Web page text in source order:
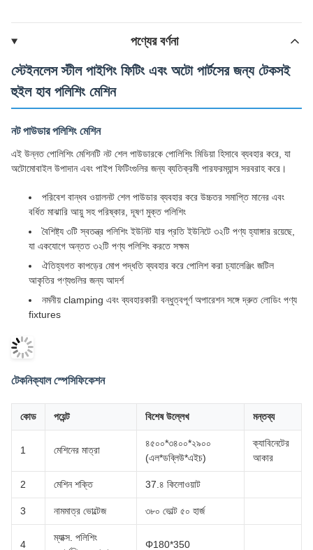
পণ্যের বর্ণনা
স্টেইনলেস স্টীল পাইপিং ফিটিং এবং অটো পার্টসের জন্য টেকসই
হুইল হাব পলিশিং মেশিন
নট পাউডার পলিশিং মেশিন
এই উন্নত পোলিশিং মেশিনটি নট শেল পাউডারকে পোলিশিং মিডিয়া হিসাবে ব্যবহার করে, যা
অটোমোবাইল উপাদান এবং পাইপ ফিটিংগুলির জন্য ব্যতিক্রমী পারফরম্যান্স সরবরাহ করে।
পরিবেশ বান্ধব ওয়ালনট শেল পাউডার ব্যবহার করে উচ্চতর সমাপ্তি মানের এবং
বর্ধিত মাঝারি আয়ু সহ পরিষ্কার, দূষণ মুক্ত পলিশিং
বৈশিষ্ট্য ৩টি স্বতন্ত্র পলিশিং ইউনিট যার প্রতি ইউনিটে ৩২টি পণ্য হ্যাঙ্গার রয়েছে,
যা একযোগে অন্তত ৩২টি পণ্য পলিশিং করতে সক্ষম
ঐতিহ্যগত কাপড়ের মোপ পদ্ধতি ব্যবহার করে পোলিশ করা চ্যালেঞ্জিং জটিল
আকৃতির পণ্যগুলির জন্য আদর্শ
নমনীয় clamping এবং ব্যবহারকারী বন্ধুত্বপূর্ণ অপারেশন সঙ্গে দ্রুত লোডিং পণ্য
fixtures
টেকনিক্যাল স্পেসিফিকেশন
কোড পয়েন্ট বিশেষ উল্লেখ মন্তব্য
1 মেশিনের মাত্রা
৪৫০০*৩৪০০*২৯০০
(এল*ডব্লিউ*এইচ)
ক্যাবিনেটের
আকার
2 মেশিন শক্তি 37.৪ কিলোওয়াট
3 নামমাত্র ভোল্টেজ ৩৮০ ভোল্ট ৫০ হার্জ
4
ম্যাক্স. পলিশিং
Φ180*350